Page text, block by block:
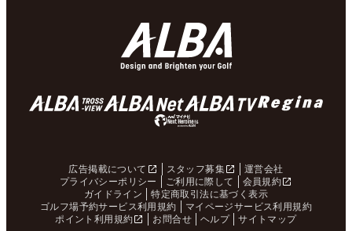
広告掲載について スタッフ募集
運営会社
プライバシーポリシー
ご利用に際して
会員規約
ガイドライン
特定商取引法に基づく表示
ゴルフ場予約サービス利用規約
マイページサービス利用規約
ポイント利用規約
お問合せ ヘルプ サイトマップ